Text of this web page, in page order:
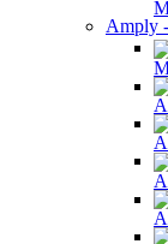
Amply